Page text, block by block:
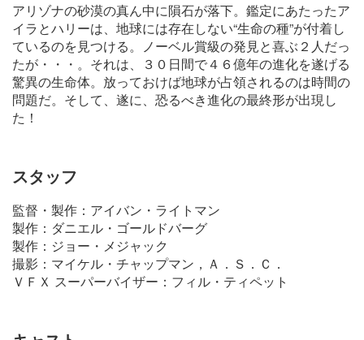
アリゾナの砂漠の真ん中に隕石が落下。鑑定にあたったア
イラとハリーは、地球には存在しない“生命の種”が付着し
ているのを見つける。ノーベル賞級の発見と喜ぶ２人だっ
たが・・・。それは、３０日間で４６億年の進化を遂げる
驚異の生命体。放っておけば地球が占領されるのは時間の
問題だ。そして、遂に、恐るべき進化の最終形が出現し
た！
スタッフ
監督・製作：アイバン・ライトマン
製作：ダニエル・ゴールドバーグ
製作：ジョー・メジャック
撮影：マイケル・チャップマン，Ａ．Ｓ．Ｃ．
ＶＦＸ スーパーバイザー：フィル・ティペット